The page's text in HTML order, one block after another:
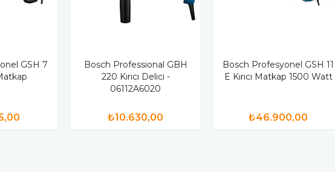
GSH 7
Bosch Professional GBH
220 Kırıcı Delici -
06112A6020
₺10.630,00
Bosch Profesyonel GSH 11
E Kırıcı Matkap 1500 Watt
₺46.900,00